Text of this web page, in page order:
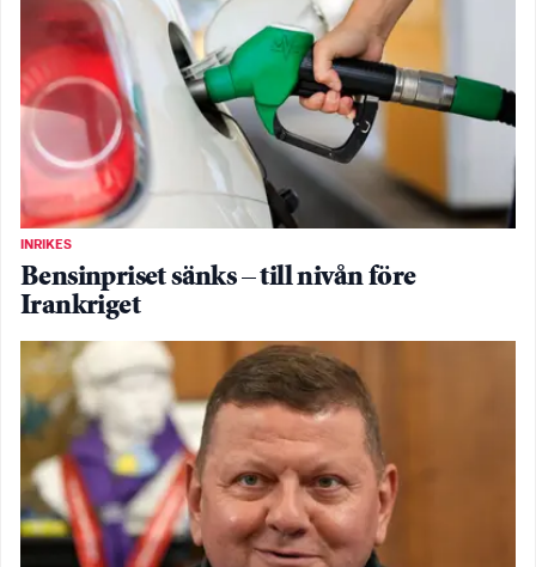
INRIKES
Bensinpriset sänks – till nivån före
Irankriget